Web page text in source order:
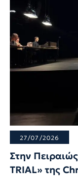
27/07/2026
Στην
TRIAL» της